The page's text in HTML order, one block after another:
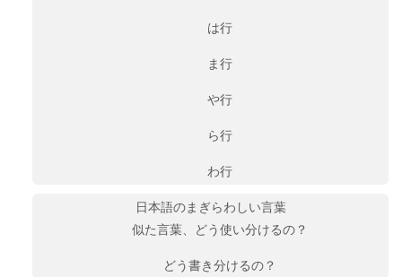
は行
ま行
や行
ら行
わ行
日本語のまぎらわしい言葉
似た言葉、どう使い分けるの？
どう書き分けるの？